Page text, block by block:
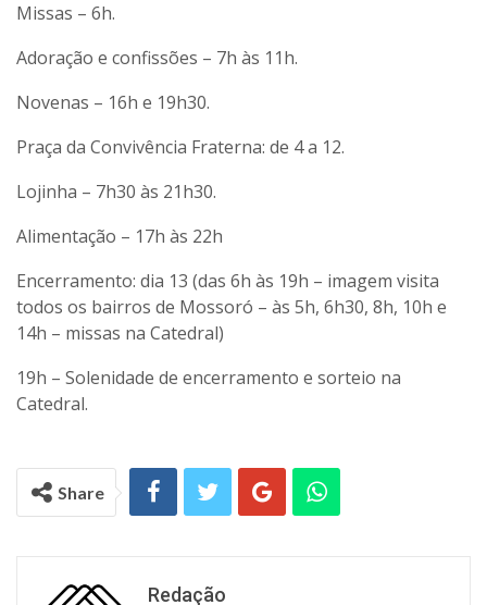
Missas – 6h.
Adoração e confissões – 7h às 11h.
Novenas – 16h e 19h30.
Praça da Convivência Fraterna: de 4 a 12.
Lojinha – 7h30 às 21h30.
Alimentação – 17h às 22h
Encerramento: dia 13 (das 6h às 19h – imagem visita
todos os bairros de Mossoró – às 5h, 6h30, 8h, 10h e
14h – missas na Catedral)
19h – Solenidade de encerramento e sorteio na
Catedral.
Share
Redação